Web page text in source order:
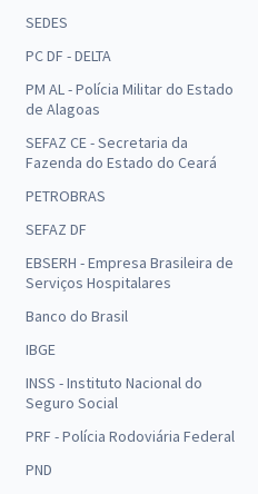
SEDES
PC DF - DELTA
PM AL - Polícia Militar do Estado
de Alagoas
SEFAZ CE - Secretaria da
Fazenda do Estado do Ceará
PETROBRAS
SEFAZ DF
EBSERH - Empresa Brasileira de
Serviços Hospitalares
Banco do Brasil
IBGE
INSS - Instituto Nacional do
Seguro Social
PRF - Polícia Rodoviária Federal
PND